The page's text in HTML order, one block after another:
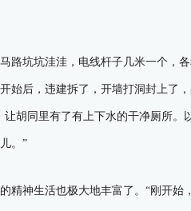
坑坑洼洼，电线杆子几米一个，各
始后，违建拆了，开墙打洞封上了
胡同里有了有上下水的干净厕所
。”
神生活也极大地丰富了。“刚开始